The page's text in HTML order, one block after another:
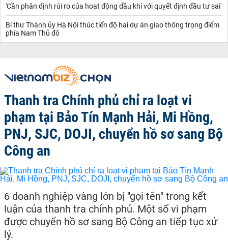
'Cần phân định rủi ro của hoạt động dầu khí với quyết định đầu tư sai'
Bí thư Thành ủy Hà Nội thúc tiến độ hai dự án giao thông trọng điểm
phía Nam Thủ đô
Thanh tra Chính phủ chỉ ra loạt vi
phạm tại Bảo Tín Mạnh Hải, Mi Hồng,
PNJ, SJC, DOJI, chuyển hồ sơ sang Bộ
Công an
6 doanh nghiệp vàng lớn bị "gọi tên" trong kết
luận của thanh tra chính phủ. Một số vi phạm
được chuyển hồ sơ sang Bộ Công an tiếp tục xử
lý.